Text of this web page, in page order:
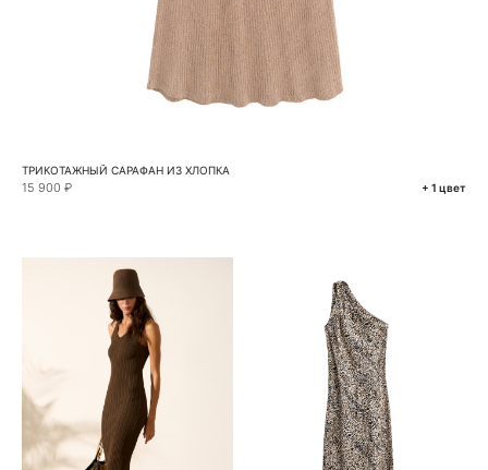
ТРИКОТАЖНЫЙ САРАФАН ИЗ ХЛОПКА
15 900 ₽ + 1 цвет